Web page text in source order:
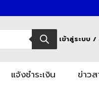
เข้าสู่ระบบ
แจ้งชำระเงิน ข่าว